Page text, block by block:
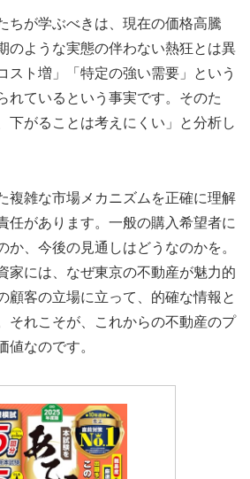
ちが学ぶべきは、現在の価格高騰
のような実態の伴わない熱狂とは異
スト増」「特定の強い需要」という
れているという事実です。そのた
下がることは考えにくい」と分析し
複雑な市場メカニズムを正確に理解
任があります。一般の購入希望者に
か、今後の見通しはどうなのかを。
家には、なぜ東京の不動産が魅力的
顧客の立場に立って、的確な情報と
それこそが、これからの不動産のプ
値なのです。